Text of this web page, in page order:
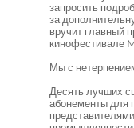
запросить
за
вручит главный
кинофестивале
Мы с
Десять лучших
абонементы для